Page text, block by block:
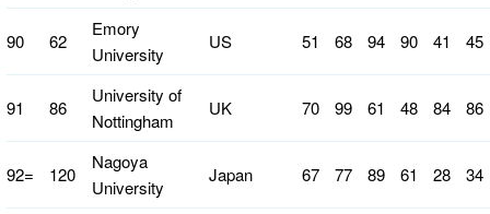
90 62
Emory
University
US 51 68 94 90 41 45
91 86
University of
Nottingham
UK 70 99 61 48 84 86
92= 120
Nagoya
University
Japan 67 77 89 61 28 34